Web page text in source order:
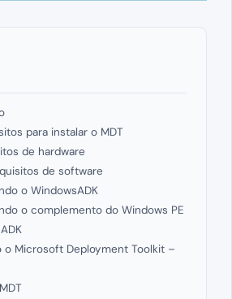
para instalar o MDT
de hardware
de software
o WindowsADK
o complemento do Windows PE
o Microsoft Deployment Toolkit –